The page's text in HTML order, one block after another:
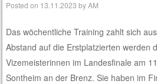
Posted on 13.11.2023 byAM
Das wöchentliche Training zahlt sich
Abstand auf die Erstplatzierten werden
Vizemeisterinnen im Landesfinale am
Sontheim an der Brenz. Sie haben im